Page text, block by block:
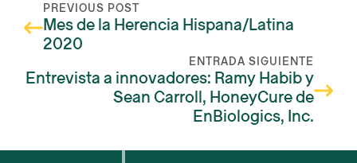
PREVIOUS POST
Mes de la Herencia Hispana/Latina
2020
ENTRADA SIGUIENTE
Entrevista a innovadores: Ramy Habib y
Sean Carroll, HoneyCure de
EnBiologics, Inc.